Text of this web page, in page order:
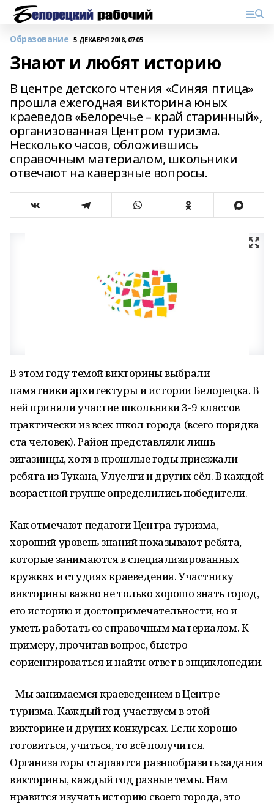
Образование 5 ДЕКАБРЯ 2018, 07:05
Знают и любят историю
В центре детского чтения «Синяя птица»
прошла ежегодная викторина юных
краеведов «Белоречье – край старинный»,
организованная Центром туризма.
Несколько часов, обложившись
справочным материалом, школьники
отвечают на каверзные вопросы.
В этом году темой викторины выбрали
памятники архитектуры и истории Белорецка. В
ней приняли участие школьники 3-9 классов
практически из всех школ города (всего порядка
ста человек). Район представляли лишь
зигазинцы, хотя в прошлые годы приезжали
ребята из Тукана, Улуелги и других сёл. В каждой
возрастной группе определились победители.
Как отмечают педагоги Центра туризма,
хороший уровень знаний показывают ребята,
которые занимаются в специализированных
кружках и студиях краеведения. Участнику
викторины важно не только хорошо знать город,
его историю и достопримечательности, но и
уметь работать со справочным материалом. К
примеру, прочитав вопрос, быстро
сориентироваться и найти ответ в энциклопедии.
- Мы занимаемся краеведением в Центре
туризма. Каждый год участвуем в этой
викторине и других конкурсах. Если хорошо
готовиться, учиться, то всё получится.
Организаторы стараются разнообразить задания
викторины, каждый год разные темы. Нам
нравится изучать историю своего города, это